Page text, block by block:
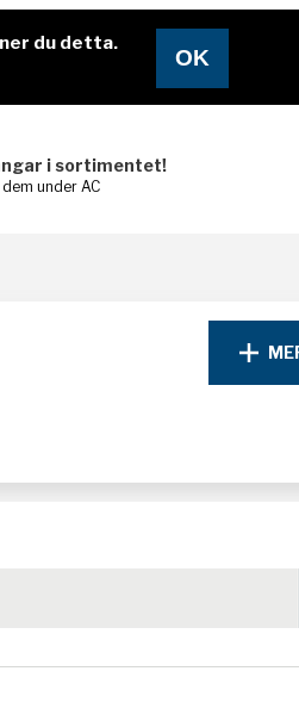
du detta.
i sortimentet!
under AC